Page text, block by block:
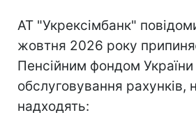
АТ "Укрексімбанк"
жовтня 2026 року
Пенсійним фондом
обслуговування рахунків,
надходять: